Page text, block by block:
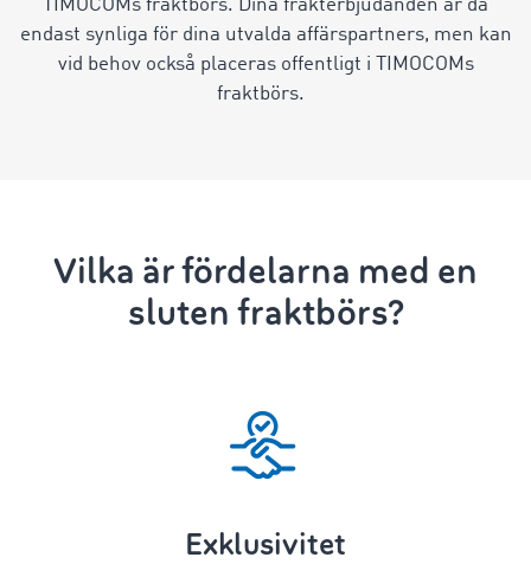
TIMOCOMs fraktbörs. Dina frakterbjudanden är då
endast synliga för dina utvalda affärspartners, men kan
vid behov också placeras offentligt i TIMOCOMs
fraktbörs.
Vilka är fördelarna med en
sluten fraktbörs?
Exklusivitet